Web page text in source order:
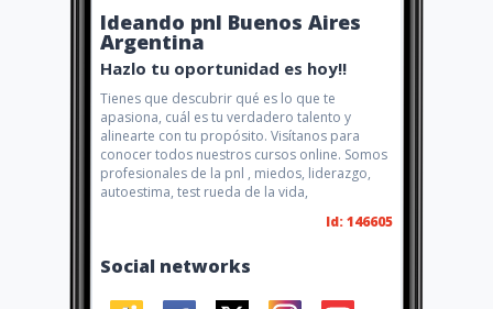
Ideando pnl Buenos Aires
Argentina
Hazlo tu oportunidad es hoy!!
Tienes que descubrir qué es lo que te
apasiona, cuál es tu verdadero talento y
alinearte con tu propósito. Visítanos para
conocer todos nuestros cursos online. Somos
profesionales de la pnl , miedos, liderazgo,
autoestima, test rueda de la vida,
Id: 146605
Social networks